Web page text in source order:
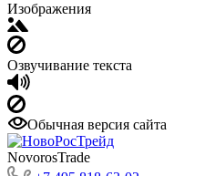
Изображения
Озвучивание текста
Обычная версия сайта
NovorosTrade